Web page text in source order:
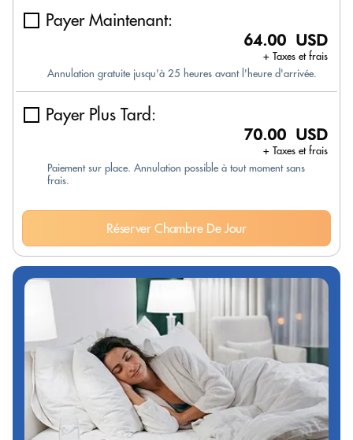
Payer Maintenant:
64.00 USD
+ Taxes et frais
Annulation gratuite jusqu'à 25 heures avant l'heure d'arrivée.
Payer Plus Tard:
70.00 USD
+ Taxes et frais
Paiement sur place. Annulation possible à tout moment sans
frais.
Réserver Chambre De Jour